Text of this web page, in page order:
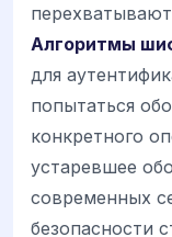
Алгоритмы
для
попытаться
конкретного
устаревшее
современных
безопасности